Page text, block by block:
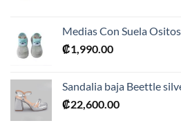
Medias Con Suela
₡1,990.00
Sandalia baja Beettle
₡22,600.00